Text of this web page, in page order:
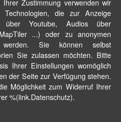
Zustimmung verwenden wir
die zur Anzeige
über Youtube, Audios über
...) oder zu anonymen
werden. Sie können selbst
Sie zulassen möchten. Bitte
Ihrer Einstellungen womöglich
der Seite zur Verfügung stehen.
Möglichkeit zum Widerruf Ihrer
%(link.Datenschutz).